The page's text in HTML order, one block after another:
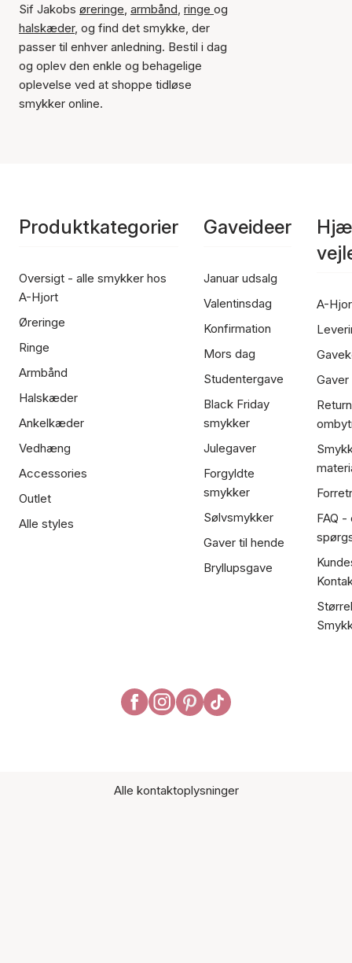
Sif Jakobs øreringe, armbånd, ringe og
halskæder, og find det smykke, der
passer til enhver anledning. Bestil i dag
og oplev den enkle og behagelige
oplevelse ved at shoppe tidløse
smykker online.
Produktkategorier
Oversigt - alle smykker hos
A-Hjort
Øreringe
Ringe
Armbånd
Halskæder
Ankelkæder
Vedhæng
Accessories
Outlet
Alle styles
Gaveideer
Januar udsalg
Valentinsdag
Konfirmation
Mors dag
Studentergave
Black Friday
smykker
Julegaver
Forgyldte
smykker
Sølvsmykker
Gaver til hende
Bryllupsgave
A-
FAQ
Alle kontaktoplysninger